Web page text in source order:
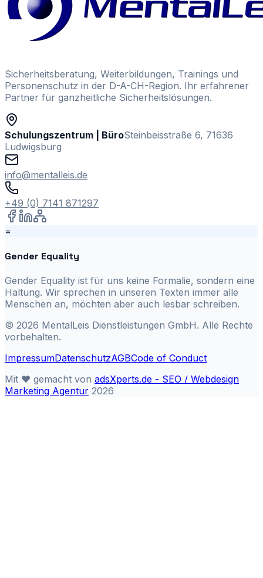
Sicherheitsberatung, Weiterbildungen, Trainings und
Personenschutz in der D-A-CH-Region. Ihr erfahrener
Partner für ganzheitliche Sicherheitslösungen.
Schulungszentrum | BüroSteinbeisstraße 6, 71636
Ludwigsburg
info@mentalleis.de
+49 (0) 7141 871297
=
Gender Equality
Gender Equality ist für uns keine Formalie, sondern eine
Haltung. Wir sprechen in unseren Texten immer alle
Menschen an, möchten aber auch lesbar schreiben.
© 2026 MentalLeis Dienstleistungen GmbH. Alle Rechte
vorbehalten.
ImpressumDatenschutzAGBCode of Conduct
Mit ❤ gemacht von adsXperts.de - SEO / Webdesign
Marketing Agentur 2026